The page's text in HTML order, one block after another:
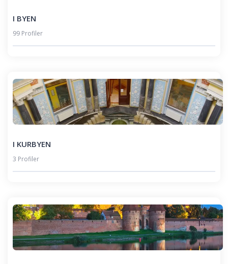
I BYEN
99 Profiler
I KURBYEN
3 Profiler